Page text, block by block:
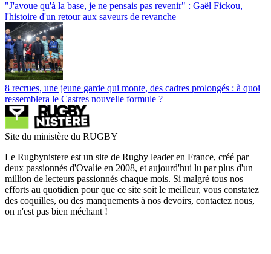
"J'avoue qu'à la base, je ne pensais pas revenir" : Gaël Fickou,
l'histoire d'un retour aux saveurs de revanche
8 recrues, une jeune garde qui monte, des cadres prolongés : à quoi
ressemblera le Castres nouvelle formule ?
Site du ministère du RUGBY
Le Rugbynistere est un site de Rugby leader en France, créé par
deux passionnés d'Ovalie en 2008, et aujourd'hui lu par plus d'un
million de lecteurs passionnés chaque mois. Si malgré tous nos
efforts au quotidien pour que ce site soit le meilleur, vous constatez
des coquilles, ou des manquements à nos devoirs, contactez nous,
on n'est pas bien méchant !